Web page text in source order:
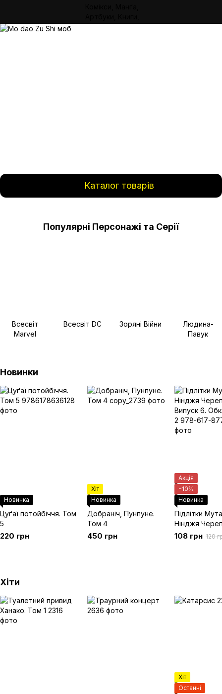
Каталог товарів
Популярні Персонажі та Серії
Всесвіт
Marvel
Всесвіт DC Зоряні Війни
Людина-
Павук
Новинки
Новинка
Цуґаї потойбіччя. Том
5
220 грн
Хіт
Новинка
Добраніч, Пунпуне.
Том 4
450 грн
Акція
−10%
Новинка
Підлітки
Нінджя
Випуск 6.
108 грн 120
Хіти
Хіт
Останні